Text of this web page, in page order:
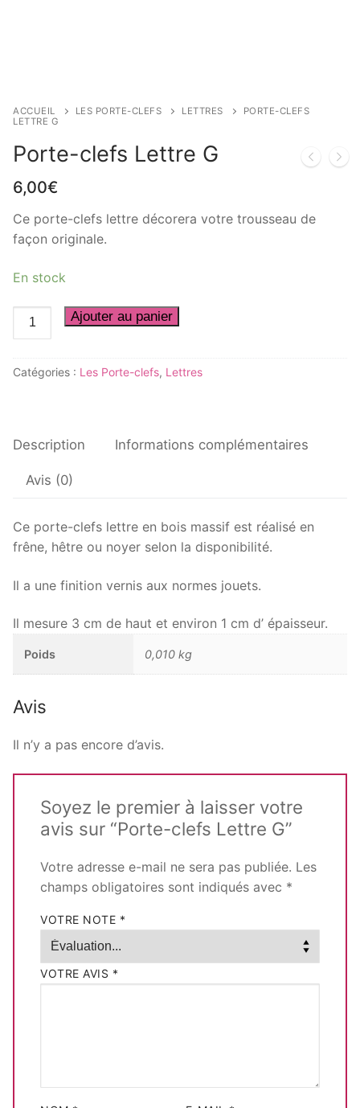
ACCUEIL LES PORTE-CLEFS LETTRES
PORTE-CLEFS
LETTRE G
Porte-clefs Lettre G
6,00€
Ce porte-clefs lettre décorera votre trousseau de
façon originale.
En stock
quantité
de
clefs
Ajouter au panier
Catégories : Les Porte-clefs, Lettres
Description Informations complémentaires
Avis (0)
Ce porte-clefs lettre en bois massif est réalisé en
frêne, hêtre ou noyer selon la disponibilité.
Il a une finition vernis aux normes jouets.
Il mesure 3 cm de haut et environ 1 cm d’ épaisseur.
Poids 0,010 kg
Avis
Il n’y a pas encore d’avis.
Soyez le premier à laisser votre
avis sur “Porte-clefs Lettre G”
Votre adresse e-mail ne sera pas publiée. Les
champs obligatoires sont indiqués avec *
VOTRE NOTE *
VOTRE AVIS *